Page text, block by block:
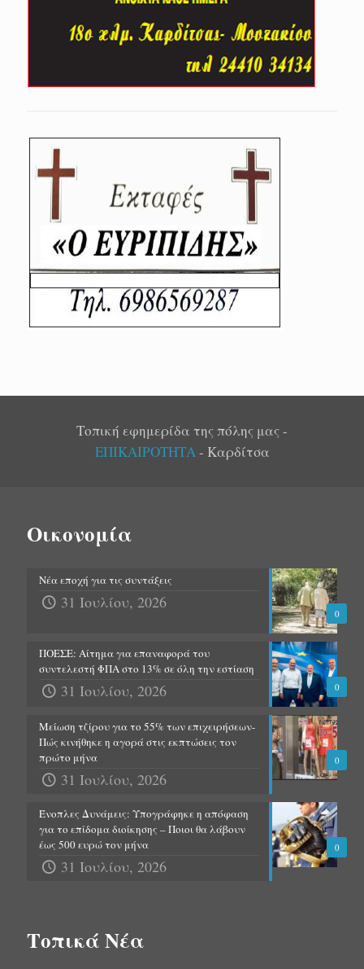
Τοπική εφημερίδα της πόλης μας -
ΕΠΙΚΑΙΡΟΤΗΤΑ- Καρδίτσα
Οικονομία
0
Νέα εποχή για τις συντάξεις
31 Ιουλίου, 2026
0
ΠΟΕΣΕ: Αίτημα για επαναφορά του
συντελεστή ΦΠΑ στο 13% σε όλη την εστίαση
31 Ιουλίου, 2026
0
Μείωση τζίρου για το 55% των επιχειρήσεων-
Πώς κινήθηκε η αγορά στις εκπτώσεις τον
πρώτο μήνα
31 Ιουλίου, 2026
0
Ένοπλες Δυνάμεις: Υπογράφηκε η απόφαση
για το επίδομα διοίκησης – Ποιοι θα λάβουν
έως 500 ευρώ τον μήνα
31 Ιουλίου, 2026
Τοπικά Νέα